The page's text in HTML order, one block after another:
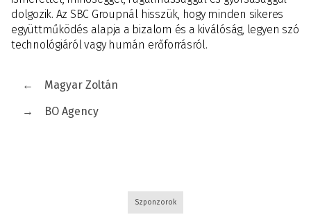
dolgozik. Az SBC Groupnál hisszük, hogy minden sikeres
együttműködés alapja a bizalom és a kiválóság, legyen szó
technológiáról vagy humán erőforrásról.
←
Magyar Zoltán
→
BO Agency
Szponzorok